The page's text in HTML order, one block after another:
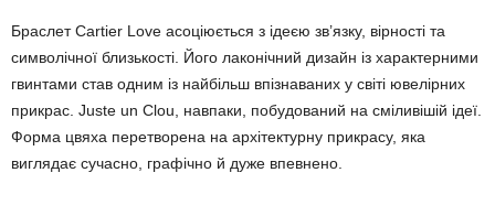
Браслет Cartier Love асоціюється з ідеєю зв’язку, вірності та
символічної близькості. Його лаконічний дизайн із характерними
гвинтами став одним із найбільш впізнаваних у світі ювелірних
прикрас. Juste un Clou, навпаки, побудований на сміливішій ідеї.
Форма цвяха перетворена на архітектурну прикрасу, яка
виглядає сучасно, графічно й дуже впевнено.